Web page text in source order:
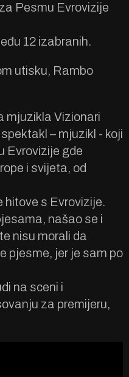
Pesmu Evrovizije
12 izabranih.
utisku, Rambo
mjuzikla Vizionari
– mjuzikl - koji
Evrovizije gde
i svijeta, od
hitove s Evrovizije.
našao se i
nisu morali da
pjesme, jer je sam po
na sceni i
za premijeru,